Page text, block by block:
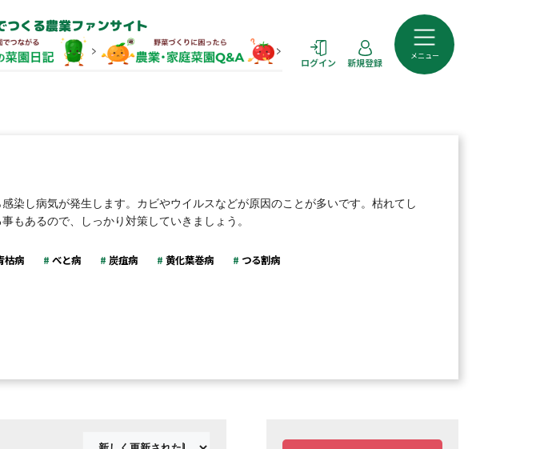
つくる農業ファンサイト
ログイン 新規登録
メニュー
染し病気が発生します。カビやウイルスなどが原因のことが多いです。枯れてし
もあるので、しっかり対策していきましょう。
枯病 べと病 炭疽病 黄化葉巻病 つる割病